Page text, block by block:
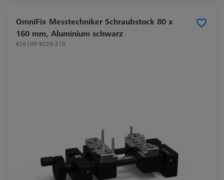
OmniFix Messtechniker Schraubstock 80 x
160 mm, Aluminium schwarz
626109-9220-210